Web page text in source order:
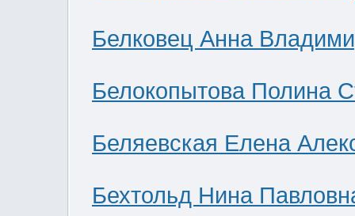
Белковец Анна
Белокопытова Полина
Беляевская Елена
Бехтольд Нина